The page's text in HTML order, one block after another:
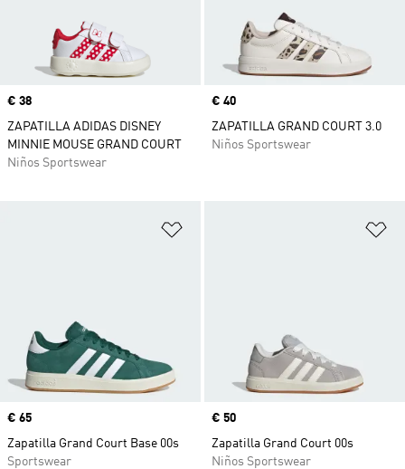
Precio
€ 38
ZAPATILLA ADIDAS DISNEY
MINNIE MOUSE GRAND COURT
Niños Sportswear
Precio
€ 40
ZAPATILLA GRAND COURT 3.0
Niños Sportswear
Precio
€ 65
Zapatilla Grand Court Base 00s
Sportswear
Precio
€ 50
Zapatilla Grand Court 00s
Niños Sportswear